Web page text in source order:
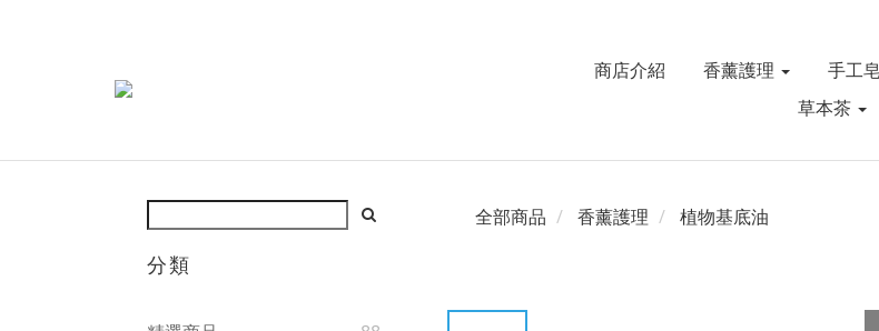
商店介紹 香薰護理 手工
草本茶
分類
全部商品 香薰護理 植物基底油